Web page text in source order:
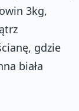
3kg,
gdzie
biała